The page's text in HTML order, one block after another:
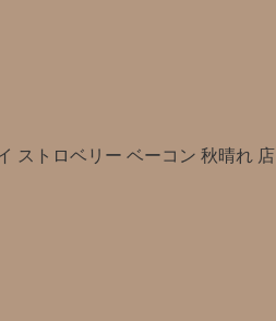
ストロベリー ベーコン 秋晴れ 店